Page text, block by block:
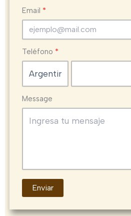
Email
Teléfono
Message
Enviar